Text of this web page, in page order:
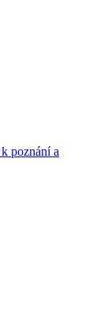
poznání a